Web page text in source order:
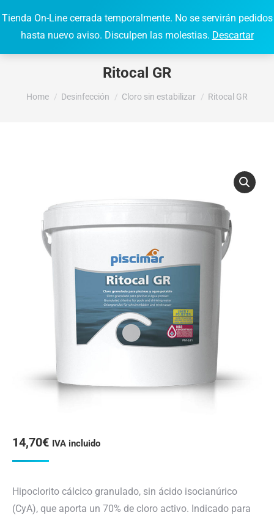
Tienda On-Line cerrada temporalmente. No se servirán pedidos
hasta nuevo aviso. Disculpen las molestias. Descartar
0,00€ 0 Search:
Ritocal GR
You are here:
Home Desinfección Cloro sin estabilizar Ritocal GR
14,70€ IVA incluido
Hipoclorito cálcico granulado, sin ácido isocianúrico
(CyA), que aporta un 70% de cloro activo. Indicado para